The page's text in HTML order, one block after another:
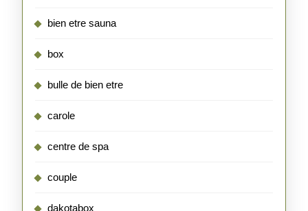
bien etre sauna
box
bulle de bien etre
carole
centre de spa
couple
dakotabox